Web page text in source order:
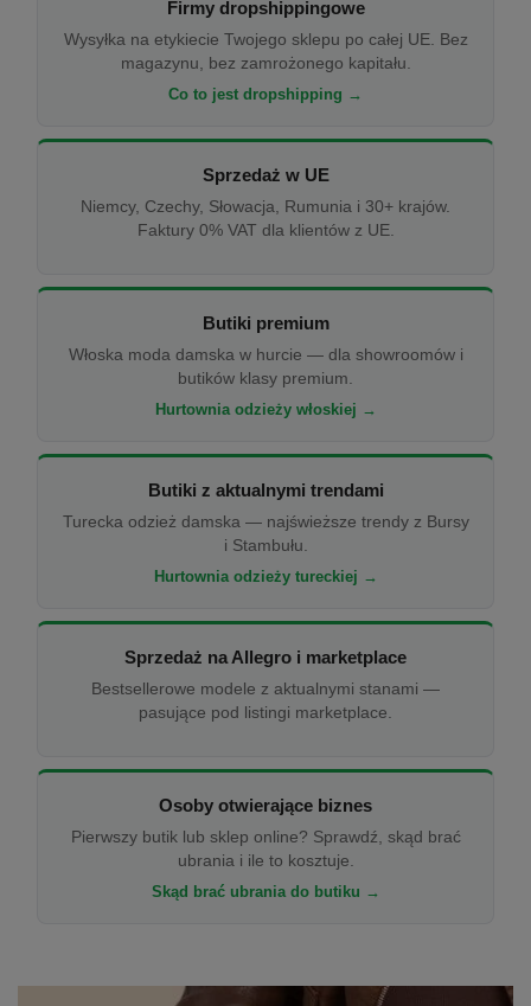
Firmy dropshippingowe
Wysyłka na etykiecie Twojego sklepu po całej UE. Bez
magazynu, bez zamrożonego kapitału.
Co to jest dropshipping →
Sprzedaż w UE
Niemcy, Czechy, Słowacja, Rumunia i 30+ krajów.
Faktury 0% VAT dla klientów z UE.
Butiki premium
Włoska moda damska w hurcie — dla showroomów i
butików klasy premium.
Hurtownia odzieży włoskiej →
Butiki z aktualnymi trendami
Turecka odzież damska — najświeższe trendy z Bursy
i Stambułu.
Hurtownia odzieży tureckiej →
Sprzedaż na Allegro i marketplace
Bestsellerowe modele z aktualnymi stanami —
pasujące pod listingi marketplace.
Osoby otwierające biznes
Pierwszy butik lub sklep online? Sprawdź, skąd brać
ubrania i ile to kosztuje.
Skąd brać ubrania do butiku →